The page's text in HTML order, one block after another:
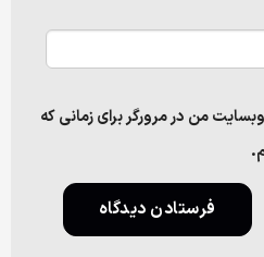
من در مرورگر برای زمانی که